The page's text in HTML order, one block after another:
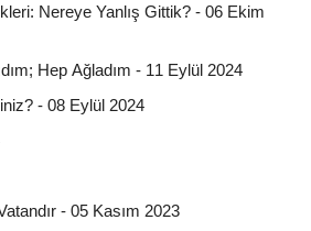
Nereye Yanlış Gittik? - 06 Ekim
Hep Ağladım - 11 Eylül 2024
- 08 Eylül 2024
- 05 Kasım 2023